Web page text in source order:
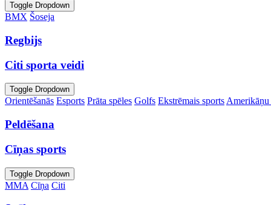
Toggle Dropdown
BMX Šoseja
Regbijs
Citi sporta veidi
Toggle Dropdown
Orientēšanās Esports Prāta spēles Golfs Ekstrēmais sports
Peldēšana
Cīņas sports
Toggle Dropdown
MMA Cīņa Citi